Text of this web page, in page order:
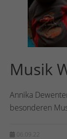
Musik
Annika
besonderen
06.09.22